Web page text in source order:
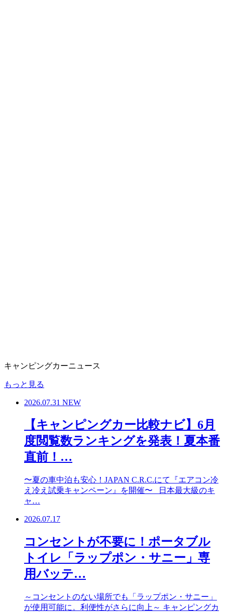
キャンピングカーニュース
もっと見る
2026.07.31 NEW
【キャンピングカー比較ナビ】6月
度閲覧数ランキングを発表！夏本番
直前！…
〜夏の車中泊も安心！JAPAN C.R.C.にて『エアコン冷
え冷え試乗キャンペーン』を開催〜 日本最大級のキ
ャ…
2026.07.17
コンセントが不要に！ポータブル
トイレ「ラップポン・サニー」専
用バッテ…
～コンセントのない場所でも「ラップポン・サニー」
が使用可能に。利便性がさらに向上～ キャンピングカ